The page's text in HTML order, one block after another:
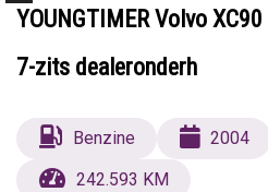
YOUNGTIMER Volvo
7-zits dealeronderh
Benzine 2004
242.593 KM